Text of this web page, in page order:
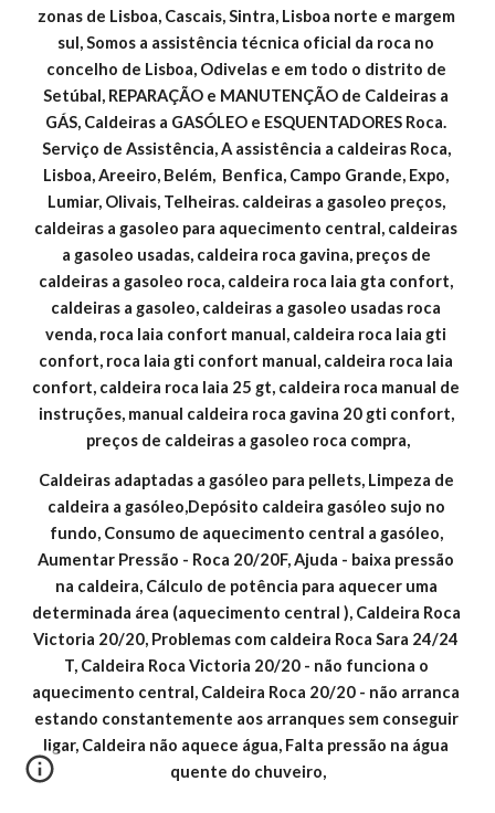
zonas de Lisboa, Cascais, Sintra, Lisboa norte e margem
sul, Somos a assistência técnica oficial da roca no
concelho de Lisboa, Odivelas e em todo o distrito de
Setúbal, REPARAÇÃO e MANUTENÇÃO de Caldeiras a
GÁS, Caldeiras a GASÓLEO e ESQUENTADORES Roca.
Serviço de Assistência, A assistência a caldeiras Roca,
Lisboa, Areeiro, Belém,  Benfica, Campo Grande, Expo,
Lumiar, Olivais, Telheiras. caldeiras a gasoleo preços,
caldeiras a gasoleo para aquecimento central, caldeiras
a gasoleo usadas, caldeira roca gavina, preços de
caldeiras a gasoleo roca, caldeira roca laia gta confort,
caldeiras a gasoleo, caldeiras a gasoleo usadas roca
venda, roca laia confort manual, caldeira roca laia gti
confort, roca laia gti confort manual, caldeira roca laia
confort, caldeira roca laia 25 gt, caldeira roca manual de
instruções, manual caldeira roca gavina 20 gti confort,
preços de caldeiras a gasoleo roca compra,
Caldeiras adaptadas a gasóleo para pellets, Limpeza de
caldeira a gasóleo,Depósito caldeira gasóleo sujo no
fundo, Consumo de aquecimento central a gasóleo,
Aumentar Pressão - Roca 20/20F, Ajuda - baixa pressão
na caldeira, Cálculo de potência para aquecer uma
determinada área (aquecimento central ), Caldeira Roca
Victoria 20/20, Problemas com caldeira Roca Sara 24/24
T, Caldeira Roca Victoria 20/20 - não funciona o
aquecimento central, Caldeira Roca 20/20 - não arranca
estando constantemente aos arranques sem conseguir
ligar, Caldeira não aquece água, Falta pressão na água
quente do chuveiro,